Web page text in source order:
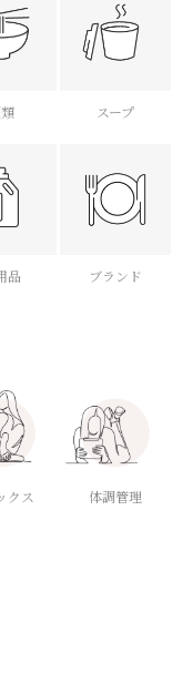
スープ
品 ブランド
クス 体調管理